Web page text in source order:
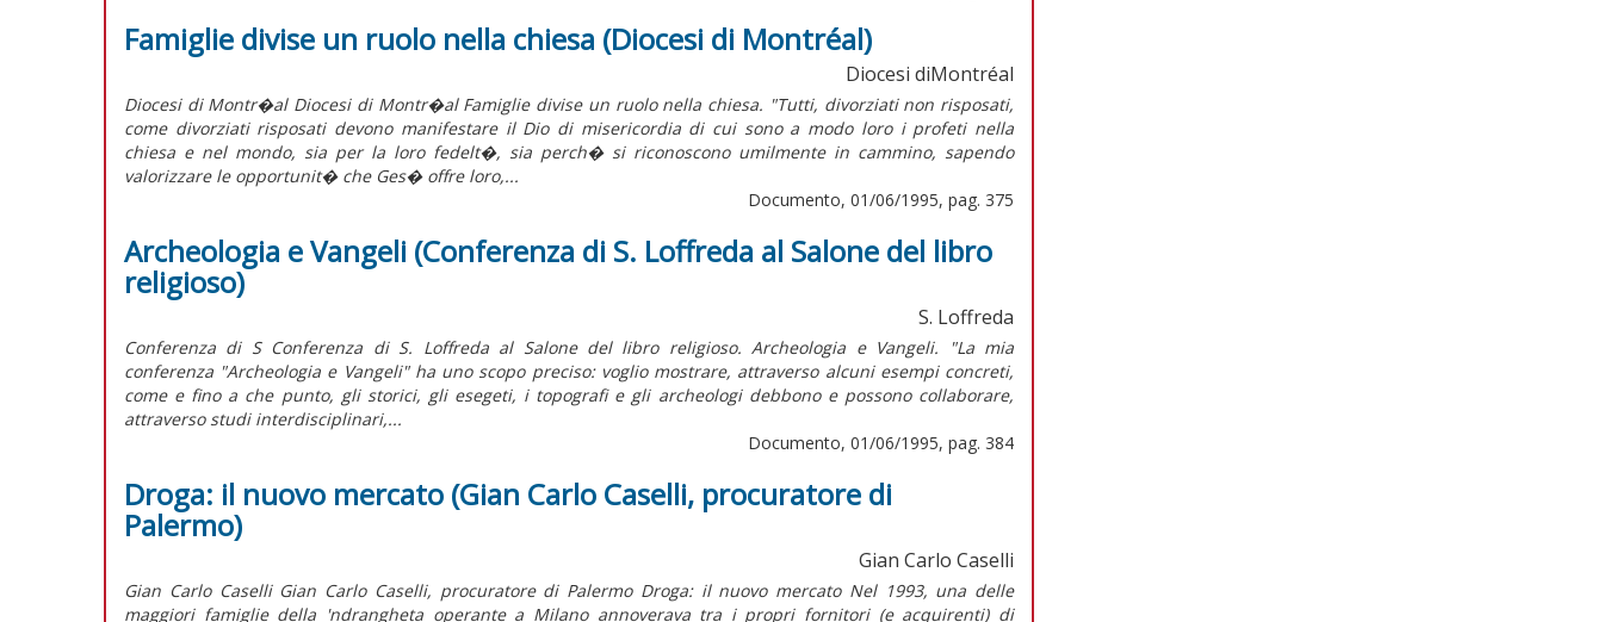
Famiglie divise un ruolo nella chiesa (Diocesi di Montréal)
Diocesi diMontréal
Diocesi di Montr�al Diocesi di Montr�al Famiglie divise un ruolo nella chiesa. "Tutti, divorziati non risposati,
come divorziati risposati devono manifestare il Dio di misericordia di cui sono a modo loro i profeti nella
chiesa e nel mondo, sia per la loro fedelt�, sia perch� si riconoscono umilmente in cammino, sapendo
valorizzare le opportunit� che Ges� offre loro,...
Documento, 01/06/1995, pag. 375
Archeologia e Vangeli (Conferenza di S. Loffreda al Salone del libro
religioso)
S. Loffreda
Conferenza di S Conferenza di S. Loffreda al Salone del libro religioso. Archeologia e Vangeli. "La mia
conferenza "Archeologia e Vangeli" ha uno scopo preciso: voglio mostrare, attraverso alcuni esempi concreti,
come e fino a che punto, gli storici, gli esegeti, i topografi e gli archeologi debbono e possono collaborare,
attraverso studi interdisciplinari,...
Documento, 01/06/1995, pag. 384
Droga: il nuovo mercato (Gian Carlo Caselli, procuratore di
Palermo)
Gian Carlo Caselli
Gian Carlo Caselli Gian Carlo Caselli, procuratore di Palermo Droga: il nuovo mercato Nel 1993, una delle
maggiori famiglie della 'ndrangheta operante a Milano annoverava tra i propri fornitori (e acquirenti) di